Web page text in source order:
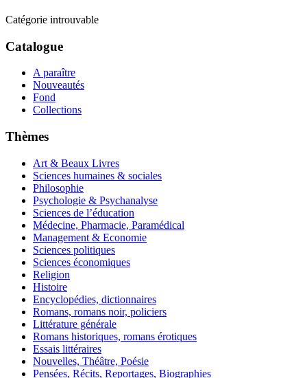
Catégorie introuvable
Catalogue
A paraître
Nouveautés
Fond
Collections
Thèmes
Art & Beaux Livres
Sciences humaines & sociales
Philosophie
Psychologie & Psychanalyse
Sciences de l’éducation
Médecine, Pharmacie, Paramédical
Management & Economie
Sciences politiques
Sciences économiques
Religion
Histoire
Encyclopédies, dictionnaires
Romans, romans noir, policiers
Littérature générale
Romans historiques, romans érotiques
Essais littéraires
Nouvelles, Théâtre, Poésie
Pensées, Récits, Reportages, Biographies